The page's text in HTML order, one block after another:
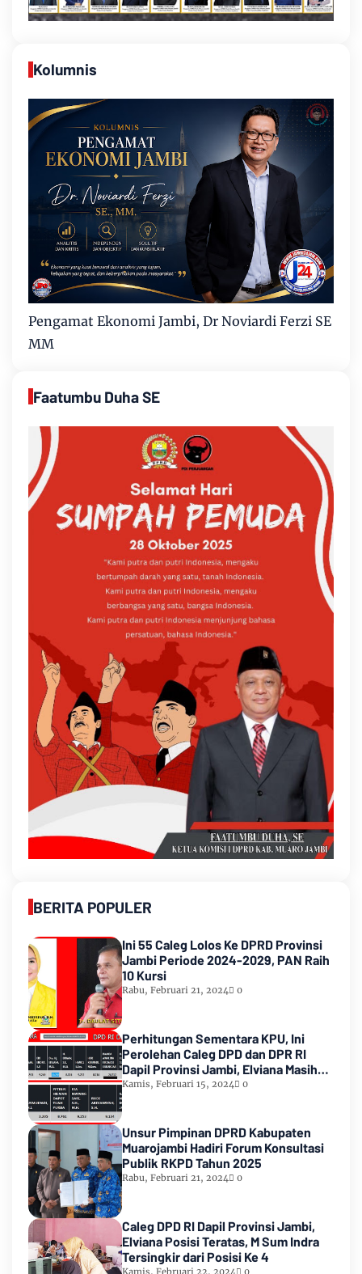
Kolumnis
Pengamat Ekonomi Jambi, Dr Noviardi Ferzi SE
MM
Faatumbu Duha SE
BERITA POPULER
Ini 55 Caleg Lolos Ke DPRD Provinsi
Jambi Periode 2024-2029, PAN Raih
10 Kursi
Rabu, Februari 21, 2024 0
Perhitungan Sementara KPU, Ini
Perolehan Caleg DPD dan DPR RI
Dapil Provinsi Jambi, Elviana Masih
Urutan Kedua Teratas
Kamis, Februari 15, 2024 0
Unsur Pimpinan DPRD Kabupaten
Muarojambi Hadiri Forum Konsultasi
Publik RKPD Tahun 2025
Rabu, Februari 21, 2024 0
Caleg DPD RI Dapil Provinsi Jambi,
Elviana Posisi Teratas, M Sum Indra
Tersingkir dari Posisi Ke 4
Kamis, Februari 22, 2024 0